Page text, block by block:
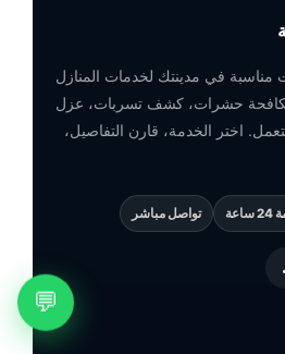
💬
في مدينتك لخدمات المنازل
حشرات، كشف تسربات، عزل
اختر الخدمة، قارن التفاصيل،
تواصل مباشر